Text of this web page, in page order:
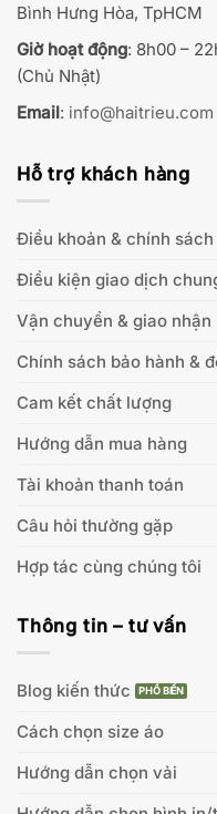
Bình Hưng Hòa, TpHCM
Giờ hoạt động: 8h00 –
(Chủ Nhật)
Email: info@haitrieu.com
Hỗ trợ khách hàng
Điều khoản & chính
Điều kiện giao dịch
Vận chuyển & giao nhận
Chính sách bảo hành &
Cam kết chất lượng
Hướng dẫn mua hàng
Tài khoản thanh toán
Câu hỏi thường gặp
Hợp tác cùng chúng tôi
Thông tin – tư vấn
Blog kiến thức
Cách chọn size áo
Hướng dẫn chọn vải